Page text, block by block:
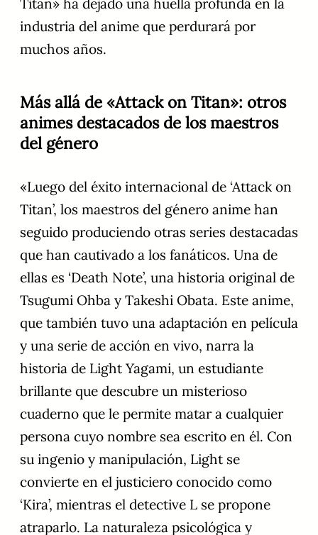
industria del anime que perdurará por
muchos años.
Más allá de «Attack on Titan»: otros
animes destacados de los maestros
del género
«Luego del éxito internacional de ‘Attack on
Titan’, los maestros del género anime han
seguido produciendo otras series destacadas
que han cautivado a los fanáticos. Una de
ellas es ‘Death Note’, una historia original de
Tsugumi Ohba y Takeshi Obata. Este anime,
que también tuvo una adaptación en película
y una serie de acción en vivo, narra la
historia de Light Yagami, un estudiante
brillante que descubre un misterioso
cuaderno que le permite matar a cualquier
persona cuyo nombre sea escrito en él. Con
su ingenio y manipulación, Light se
convierte en el justiciero conocido como
‘Kira’, mientras el detective L se propone
atraparlo. La naturaleza psicológica y